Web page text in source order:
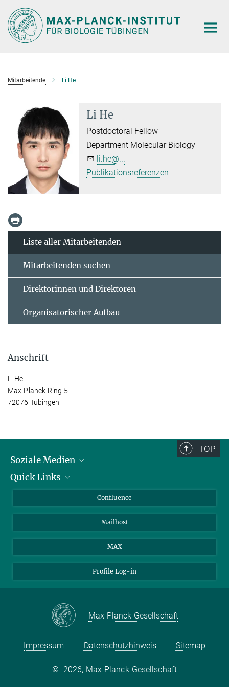
Hauptinhalt
Mitarbeitende Li He
Li He
Postdoctoral Fellow
Department Molecular Biology
li.he@...
Publikationsreferenzen
Liste aller Mitarbeitenden
Mitarbeitenden suchen
Direktorinnen und Direktoren
Organisatorischer Aufbau
Anschrift
Li He
Max-Planck-Ring 5
72076 Tübingen
TOP
Soziale Medien
LinkedIn
Quick Links
Für Journalisten und Journalistinnen
Ihr Weg zu uns
Confluence
Mailhost
MAX
Profile Log-in
Max-Planck-Gesellschaft
Impressum Datenschutzhinweis Sitemap
© 2026, Max-Planck-Gesellschaft